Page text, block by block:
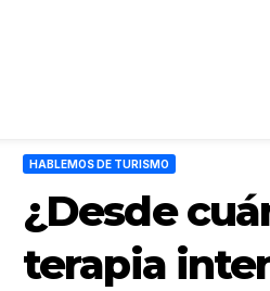
HABLEMOS DE TURISMO
¿Desde
terapia